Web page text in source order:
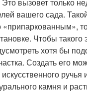
вашего сада.
«припаркованным»,
Чтобы
хотя бы
Создать его
ручья
камня и